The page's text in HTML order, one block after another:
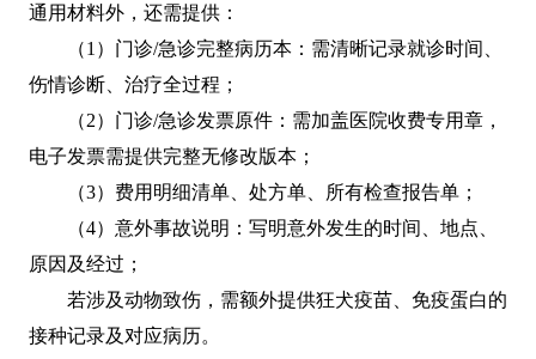
通用材料外，还需提供：
（1）门诊/急诊完整病历本：需清晰记录就诊时间、
伤情诊断、治疗全过程；
（2）门诊/急诊发票原件：需加盖医院收费专用章，
电子发票需提供完整无修改版本；
（3）费用明细清单、处方单、所有检查报告单；
（4）意外事故说明：写明意外发生的时间、地点、
原因及经过；
若涉及动物致伤，需额外提供狂犬疫苗、免疫蛋白的
接种记录及对应病历。